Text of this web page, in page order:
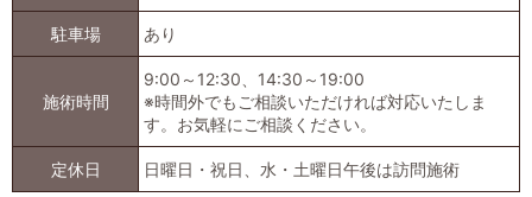
駐車場 あり
施術時間
9:00～12:30、14:30～19:00
※時間外でもご相談いただければ対応いたしま
す。お気軽にご相談ください。
定休日 日曜日・祝日、水・土曜日午後は訪問施術